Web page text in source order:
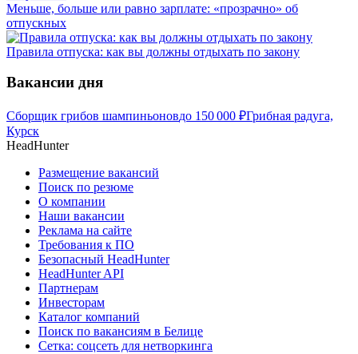
Меньше, больше или равно зарплате: «прозрачно» об
отпускных
Правила отпуска: как вы должны отдыхать по закону
Вакансии дня
Сборщик грибов шампиньоновдо 150 000 ₽Грибная радуга,
Курск
HeadHunter
Размещение вакансий
Поиск по резюме
О компании
Наши вакансии
Реклама на сайте
Требования к ПО
Безопасный HeadHunter
HeadHunter API
Партнерам
Инвесторам
Каталог компаний
Поиск по вакансиям в Белице
Сетка: соцсеть для нетворкинга